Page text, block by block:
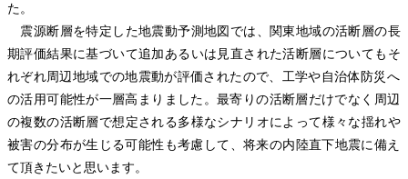
た。
震源断層を特定した地震動予測地図では、関東地域の活断層の長
期評価結果に基づいて追加あるいは見直された活断層についてもそ
れぞれ周辺地域での地震動が評価されたので、工学や自治体防災へ
の活用可能性が一層高まりました。最寄りの活断層だけでなく周辺
の複数の活断層で想定される多様なシナリオによって様々な揺れや
被害の分布が生じる可能性も考慮して、将来の内陸直下地震に備え
て頂きたいと思います。